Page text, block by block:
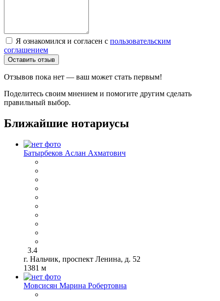
Я ознакомился и согласен с пользовательским
соглашением
Оставить отзыв
Отзывов пока нет — ваш может стать первым!
Поделитесь своим мнением и помогите другим сделать
правильный выбор.
Ближайшие нотариусы
Батырбеков Аслан Ахматович
3.4
г. Нальчик, проспект Ленина, д. 52
1381 м
Мовсисян Марина Робертовна